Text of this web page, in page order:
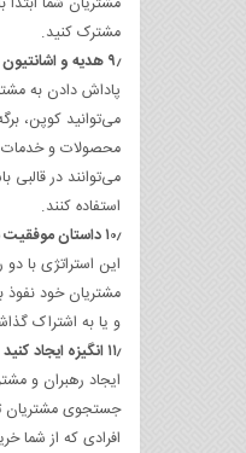
مشترک کنید.
۹٫ هدیه و اشانتیون بدهید.
پاداش دادن به
می‌توانید کوپن،
محصولات و خدمات
می‌توانند در
استفاده کنند.
۱۰٫ داستان موفقیت مشتریان خود را نمایش دهید
این استراتژی با
مشتریان خود
و یا به اشتراک
۱۱٫ انگیزه‌ ایجاد کنید
ایجاد رهبران و
جستجوی مشتریان
افرادی که از شما